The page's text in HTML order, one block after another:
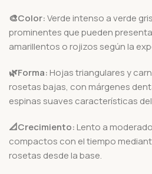
🎨Color:Verde intenso a verde
prominentes que pueden
amarillentos o rojizos según la
🌿Forma: Hojas triangulares y
rosetas bajas, con márgenes
espinas suaves características
📐Crecimiento: Lento a
compactos con el tiempo
rosetas desde la base.